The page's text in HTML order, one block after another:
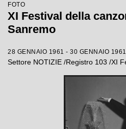
FOTO
XI Festival della
Sanremo
28 GENNAIO 1961 - 30 GENNAIO 1961
Settore NOTIZIE /Registro 103 /XI